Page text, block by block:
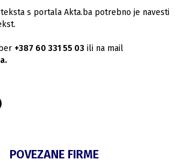
s portala Akta.ba potrebno je navesti
+387 60 331 55 03 ili na mail
POVEZANE FIRME